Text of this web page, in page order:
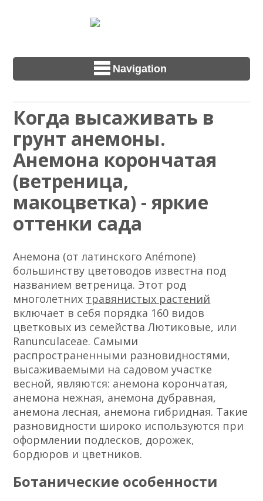
Navigation
Когда высаживать в
грунт анемоны.
Анемона корончатая
(ветреница,
макоцветка) - яркие
оттенки сада
Анемона (от латинского Anémone)
большинству цветоводов известна под
названием ветреница. Этот род
многолетних травянистых растений
включает в себя порядка 160 видов
цветковых из семейства Лютиковые, или
Ranunculaceae. Самыми
распространенными разновидностями,
высаживаемыми на садовом участке
весной, являются: анемона корончатая,
анемона нежная, анемона дубравная,
анемона лесная, анемона гибридная. Такие
разновидности широко используются при
оформлении подлесков, дорожек,
бордюров и цветников.
Ботанические особенности